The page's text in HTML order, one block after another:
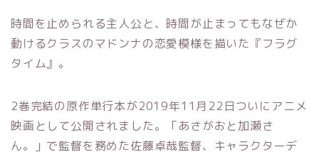
時間を止められる主人公と、時間が止まってもなぜか
動けるクラスのマドンナの恋愛模様を描いた『フラグ
タイム』。
2巻完結の原作単行本が2019年11月22日ついにアニメ
映画として公開されました。「あさがおと加瀬さ
ん。」で監督を務めた佐藤卓哉監督、キャラクターデ